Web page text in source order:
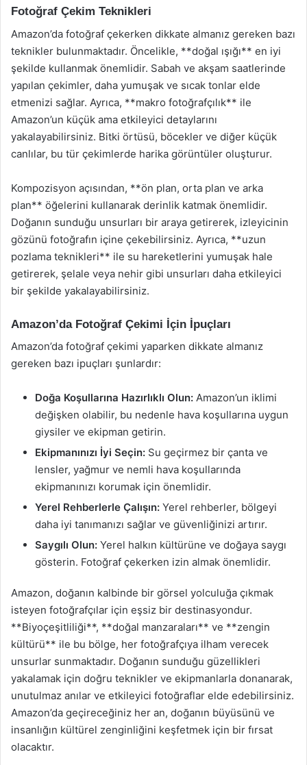
Fotoğraf Çekim Teknikleri
Amazon’da fotoğraf çekerken dikkate almanız gereken bazı
teknikler bulunmaktadır. Öncelikle, **doğal ışığı** en iyi
şekilde kullanmak önemlidir. Sabah ve akşam saatlerinde
yapılan çekimler, daha yumuşak ve sıcak tonlar elde
etmenizi sağlar. Ayrıca, **makro fotoğrafçılık** ile
Amazon’un küçük ama etkileyici detaylarını
yakalayabilirsiniz. Bitki örtüsü, böcekler ve diğer küçük
canlılar, bu tür çekimlerde harika görüntüler oluşturur.
Kompozisyon açısından, **ön plan, orta plan ve arka
plan** öğelerini kullanarak derinlik katmak önemlidir.
Doğanın sunduğu unsurları bir araya getirerek, izleyicinin
gözünü fotoğrafın içine çekebilirsiniz. Ayrıca, **uzun
pozlama teknikleri** ile su hareketlerini yumuşak hale
getirerek, şelale veya nehir gibi unsurları daha etkileyici
bir şekilde yakalayabilirsiniz.
Amazon’da Fotoğraf Çekimi İçin İpuçları
Amazon’da fotoğraf çekimi yaparken dikkate almanız
gereken bazı ipuçları şunlardır:
Doğa Koşullarına Hazırlıklı Olun: Amazon’un iklimi
değişken olabilir, bu nedenle hava koşullarına uygun
giysiler ve ekipman getirin.
Ekipmanınızı İyi Seçin: Su geçirmez bir çanta ve
lensler, yağmur ve nemli hava koşullarında
ekipmanınızı korumak için önemlidir.
Yerel Rehberlerle Çalışın: Yerel rehberler, bölgeyi
daha iyi tanımanızı sağlar ve güvenliğinizi artırır.
Saygılı Olun: Yerel halkın kültürüne ve doğaya saygı
gösterin. Fotoğraf çekerken izin almak önemlidir.
Amazon, doğanın kalbinde bir görsel yolculuğa çıkmak
isteyen fotoğrafçılar için eşsiz bir destinasyondur.
**Biyoçeşitliliği**, **doğal manzaraları** ve **zengin
kültürü** ile bu bölge, her fotoğrafçıya ilham verecek
unsurlar sunmaktadır. Doğanın sunduğu güzellikleri
yakalamak için doğru teknikler ve ekipmanlarla donanarak,
unutulmaz anılar ve etkileyici fotoğraflar elde edebilirsiniz.
Amazon’da geçireceğiniz her an, doğanın büyüsünü ve
insanlığın kültürel zenginliğini keşfetmek için bir fırsat
olacaktır.